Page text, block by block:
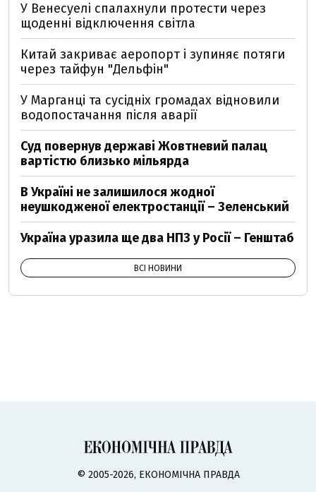
У Венесуелі спалахнули протести через
щоденні відключення світла
Китай закриває аеропорт і зупиняє потяги
через тайфун "Дельфін"
У Марганці та сусідніх громадах відновили
водопостачання після аварії
Суд повернув державі Жовтневий палац
вартістю близько мільярда
В Україні не залишилося жодної
неушкодженої електростанції – Зеленський
Україна уразила ще два НПЗ у Росії – Генштаб
ВСІ НОВИНИ
© 2005-2026, ЕКОНОМІЧНА ПРАВДА